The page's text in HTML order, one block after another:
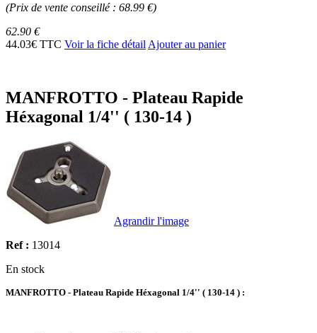
(Prix de vente conseillé : 68.99 €)
62.90 €
44.03€ TTC Voir la fiche détail Ajouter au panier
MANFROTTO - Plateau Rapide
Héxagonal 1/4'' ( 130-14 )
Agrandir l'image
Ref : 13014
En stock
MANFROTTO - Plateau Rapide Héxagonal 1/4'' ( 130-14 ) :